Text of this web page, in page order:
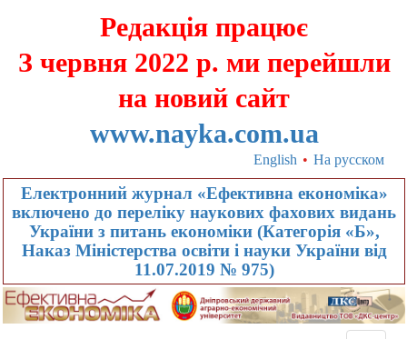
Редакція працює
З червня 2022 р. ми перейшли
на новий сайт
www.nayka.com.ua
English • На русском
Електронний журнал «Ефективна економіка»
включено до переліку наукових фахових видань
України з питань економіки (Категорія «Б»,
Наказ Міністерства освіти і науки України від
11.07.2019 № 975)